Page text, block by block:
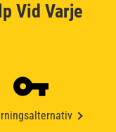
Vid Varje